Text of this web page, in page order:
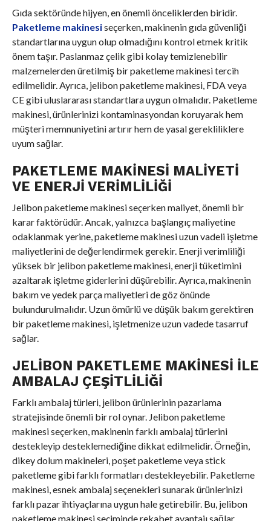
Gıda sektöründe hijyen, en önemli önceliklerden biridir.
Paketleme makinesiseçerken, makinenin gıda güvenliği
standartlarına uygun olup olmadığını kontrol etmek kritik
önem taşır. Paslanmaz çelik gibi kolay temizlenebilir
malzemelerden üretilmiş bir paketleme makinesi tercih
edilmelidir. Ayrıca, jelibon paketleme makinesi, FDA veya
CE gibi uluslararası standartlara uygun olmalıdır. Paketleme
makinesi, ürünlerinizi kontaminasyondan koruyarak hem
müşteri memnuniyetini artırır hem de yasal gerekliliklere
uyum sağlar.
PAKETLEME MAKINESI MALIYETI
VE ENERJI VERIMLILIĞI
Jelibon paketleme makinesi seçerken maliyet, önemli bir
karar faktörüdür. Ancak, yalnızca başlangıç maliyetine
odaklanmak yerine, paketleme makinesi uzun vadeli işletme
maliyetlerini de değerlendirmek gerekir. Enerji verimliliği
yüksek bir jelibon paketleme makinesi, enerji tüketimini
azaltarak işletme giderlerini düşürebilir. Ayrıca, makinenin
bakım ve yedek parça maliyetleri de göz önünde
bulundurulmalıdır. Uzun ömürlü ve düşük bakım gerektiren
bir paketleme makinesi, işletmenize uzun vadede tasarruf
sağlar.
JELIBON PAKETLEME MAKINESI ILE
AMBALAJ ÇEŞITLILIĞI
Farklı ambalaj türleri, jelibon ürünlerinin pazarlama
stratejisinde önemli bir rol oynar. Jelibon paketleme
makinesi seçerken, makinenin farklı ambalaj türlerini
destekleyip desteklemediğine dikkat edilmelidir. Örneğin,
dikey dolum makineleri, poşet paketleme veya stick
paketleme gibi farklı formatları destekleyebilir. Paketleme
makinesi, esnek ambalaj seçenekleri sunarak ürünlerinizi
farklı pazar ihtiyaçlarına uygun hale getirebilir. Bu, jelibon
paketleme makinesi seçiminde rekabet avantajı sağlar.